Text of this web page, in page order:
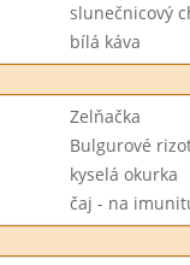
slunečnicový
bílá káva
Zelňačka
Bulgurové
kyselá okurka
čaj - na